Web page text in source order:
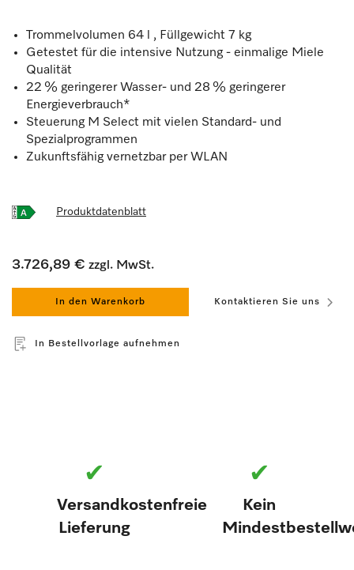
Trommelvolumen 64 l , Füllgewicht 7 kg
Getestet für die intensive Nutzung - einmalige Miele
Qualität
22 % geringerer Wasser- und 28 % geringerer
Energieverbrauch*
Steuerung M Select mit vielen Standard- und
Spezialprogrammen
Zukunftsfähig vernetzbar per WLAN
Produktdatenblatt
3.726,89 € zzgl. MwSt.
In den Warenkorb Kontaktieren Sie uns
In Bestellvorlage aufnehmen
✔
Versandkostenfreie
Lieferung
✔
Kein